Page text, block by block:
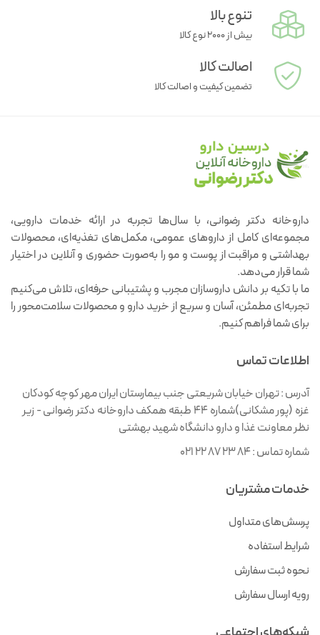
تنوع بالا
بیش از ۲۰۰۰ نوع کالا
اصالت کالا
تضمین کیفیت و اصالت کالا
داروخانه دکتر رضوانی، با سال‌ها تجربه در ارائه خدمات دارویی،
مجموعه‌ای کامل از داروهای عمومی، مکمل‌های تغذیه‌ای، محصولات
بهداشتی و مراقبت از پوست و مو را به‌صورت حضوری و آنلاین در اختیار
شما قرار می‌دهد.
ما با تکیه بر دانش داروسازان مجرب و پشتیبانی حرفه‌ای، تلاش می‌کنیم
تجربه‌ای مطمئن، آسان و سریع از خرید دارو و محصولات سلامت‌محور را
برای شما فراهم کنیم.
اطلاعات تماس
آدرس :تهران خیابان شریعتی جنب بیمارستان ایران مهر کوچه کودکان
غزه (پور مشکانی)شماره ۴۴ طبقه همکف داروخانه دکتر رضوانی - زیر
نظر معاونت غذا و دارو دانشگاه شهید بهشتی
شماره تماس :021 22 87 23 84
خدمات مشتریان
پرسش‌های متداول
شرایط استفاده
نحوه ثبت سفارش
رویه ارسال سفارش